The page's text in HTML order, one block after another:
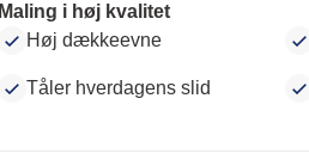
Maling i høj kvalitet
Høj dækkeevne
Tåler hverdagens slid